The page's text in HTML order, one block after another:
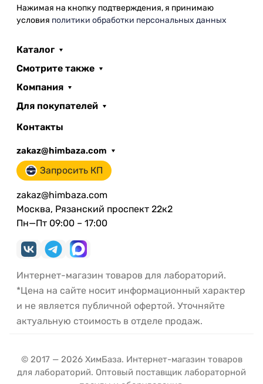
Нажимая на кнопку подтверждения, я принимаю
условия политики обработки персональных данных
Каталог
Смотрите также
Компания
Для покупателей
Контакты
zakaz@himbaza.com
Запросить КП
zakaz@himbaza.com
Москва, Рязанский проспект 22к2
Пн—Пт 09:00 – 17:00
Интернет-магазин товаров для лабораторий.
*Цена на сайте носит информационный характер
и не является публичной офертой. Уточняйте
актуальную стоимость в отделе продаж.
© 2017 — 2026 ХимБаза. Интернет-магазин товаров
для лабораторий. Оптовый поставщик лабораторной